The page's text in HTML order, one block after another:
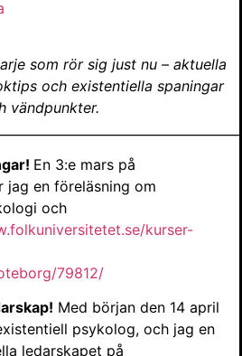
som rör sig just nu – aktuella
och existentiella spaningar
vändpunkter.
En 3:e mars på
jag en föreläsning om
och
kurser-
79812/
Med början den 14 april
psykolog, och jag en
ledarskapet på